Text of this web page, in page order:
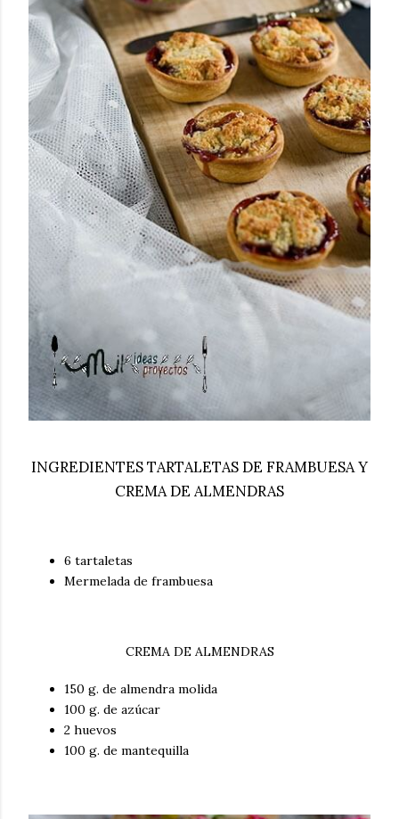
INGREDIENTES TARTALETAS DE FRAMBUESA Y
CREMA DE ALMENDRAS
6 tartaletas
Mermelada de frambuesa
CREMA DE ALMENDRAS
150 g. de almendra molida
100 g. de azúcar
2 huevos
100 g. de mantequilla